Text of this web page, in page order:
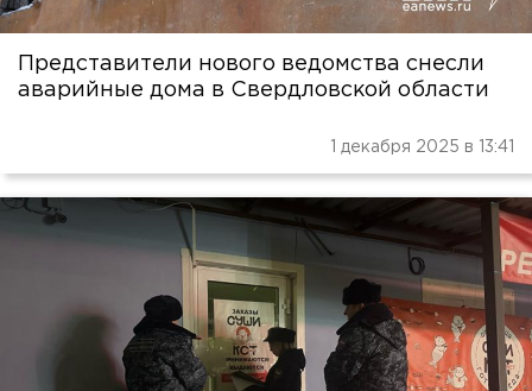
Представители нового ведомства снесли
аварийные дома в Свердловской области
1 декабря 2025 в 13:41